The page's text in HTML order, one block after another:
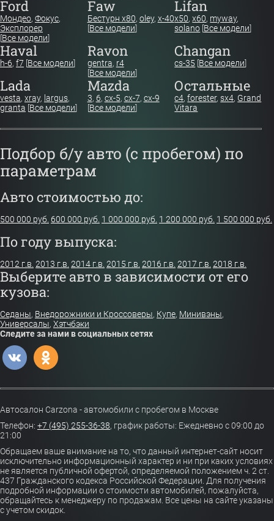
Ford
Мондео, Фокус,
Эксплорер
[Все модели]
Faw
Бестурн х80, oley, x-40
[Все модели]
Lifan
x50,x60, myway,
solano [Все модели]
Haval
h-6, f7 [Все модели]
Ravon
gentra, r4
[Все модели]
Changan
cs-35 [Все модели]
Lada
vesta, xray, largus,
granta [Все модели]
Mazda
3, 6, cx-5, cx-7, cx-9
[Все модели]
Остальные
c4,forester,sx4, Grand
Vitara
Подбор б/у авто (с пробегом) по
параметрам
Авто стоимостью до:
500 000 руб. 600 000 руб. 1 000 000 руб. 1 200 000 руб. 1 500 000 руб.
По году выпуска:
2012 г.в. 2013 г.в. 2014 г.в. 2015 г.в. 2016 г.в. 2017 г.в. 2018 г.в.
Выберите авто в зависимости от его
кузова:
Седаны, Внедорожники и Кроссоверы, Купе, Минивэны,
Универсалы, Хэтчбэки
Следите за нами в социальных сетях
Автосалон Carzona - автомобили с пробегом в Москве
Телефон: +7 (495) 255-36-38, график работы: Ежедневно с 09:00 до
21:00
Обращаем ваше внимание на то, что данный интернет-сайт носит
исключительно информационный характер и ни при каких условиях
не является публичной офертой, определяемой положением ч. 2 ст.
437 Гражданского кодекса Российской Федерации. Для получения
подробной информации о стоимости автомобилей, пожалуйста,
обращайтесь к менеджеру по продажам. Все цены на сайте указаны
с учетом скидок.